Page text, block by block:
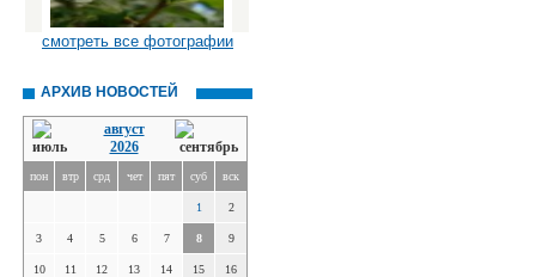
смотреть все фотографии
АРХИВ НОВОСТЕЙ
август
2026
пон втр срд чет пят суб вск
1 2
3 4 5 6 7 8 9
10 11 12 13 14 15 16